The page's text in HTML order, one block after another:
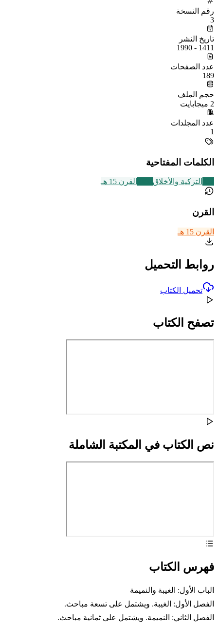
رقم النسخة
3
تاريخ النشر
1411 - 1990
عدد الصفحات
189
حجم الملف
2 ميجابايت
عدد المجلدات
1
الكلمات المفتاحية
التزكية والأخلاق القرن 15 هـ
القرن
القرن 15 هـ
روابط التحميل
تحميل الكتاب
تصفح الكتاب
نص الكتاب في المكتبة الشاملة
فهرس الكتاب
الباب الأول: الغيبة والنميمة
الفصل الأول: الغيبة. ويشتمل على تسعة مباحث.
الفصل الثاني: النميمة. ويشتمل على ثمانية مباحث.